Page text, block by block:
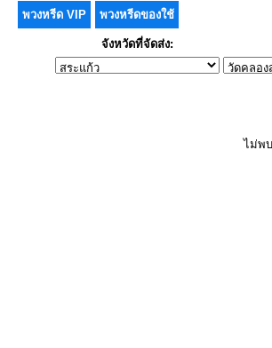
พวงหรีด VIP พวงหรีดของใช้
จังหวัดที่จัดส่ง:
ไม่พ